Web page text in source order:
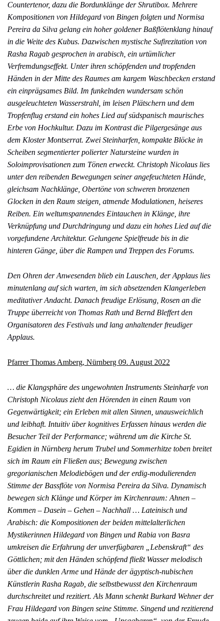
Countertenor, dazu die Bordunklänge der Shrutibox. Mehrere
Kompositionen von Hildegard von Bingen folgten und Normisa
Pereira da Silva gelang ein hoher goldener Baßflötenklang hinauf
in die Weite des Kubus. Dazwischen mystische Sufirezitation von
Rasha Ragab gesprochen in arabisch, ein urtümlicher
Verfremdungseffekt. Unter ihren schöpfenden und tropfenden
Händen in der Mitte des Raumes am kargem Waschbecken erstand
ein einprägsames Bild. Im funkelnden wundersam schön
ausgeleuchteten Wasserstrahl, im leisen Plätschern und dem
Tropfenflug erstand ein hohes Lied auf südspanisch maurisches
Erbe von Hochkultur. Dazu im Kontrast die Pilgergesänge aus
dem Kloster Montserrat. Zwei Steinharfen, kompakte Blöcke in
Scheiben segmentierter polierter Natursteine wurden in
Soloimprovisationen zum Tönen erweckt. Christoph Nicolaus lies
unter den reibenden Bewegungen seiner angefeuchteten Hände,
gleichsam Nachklänge, Obertöne von schweren bronzenen
Glocken in den Raum steigen, atmende Modulationen, heiseres
Reiben. Ein weltumspannendes Eintauchen in Klänge, ihre
Verknüpfung und Durchdringung und dazu ein hohes Lied auf die
vorgefundene Architektur. Gelungene Spielfreude bis in die
hinteren Gänge, über die Rampen und Treppen des Forums.
Den Ohren der Anwesenden blieb ein Lauschen, der Applaus lies
minutenlang auf sich warten, im sich absetzenden Klangerleben
meditativer Andacht. Danach freudige Erlösung, Rosen an die
Truppe überreicht von Thomas Rath und Bernd Bleffert den
Organisatoren des Festivals und lang anhaltender freudiger
Applaus.
Pfarrer Thomas Amberg, Nürnberg 09. August 2022
… die Klangsphäre des ungewohnten Instruments Steinharfe von
Christoph Nicolaus zieht den Hörenden in einen Raum von
Gegenwärtigkeit; ein Erleben mit allen Sinnen, unausweichlich
und leibhaft. Intuitiv über kognitives Erfassen hinaus werden die
Besucher Teil der Performance; während um die Kirche St.
Egidien in Nürnberg herum Trubel und Sommerhitze toben breitet
sich im Raum ein Fließen aus; Bewegung zwischen
gregorianischen Melodiebögen und der erdig-modulierenden
Stimme der Bassflöte von Normisa Pereira da Silva. Dynamisch
bewegen sich Klänge und Körper im Kirchenraum: Ahnen –
Kommen – Dasein – Gehen – Nachhall … Lateinisch und
Arabisch: die Kompositionen der beiden mittelalterlichen
Mystikerinnen Hildegard von Bingen und Rabia von Basra
umkreisen die Erfahrung der unverfügbaren „Lebenskraft“ des
Göttlichen; mit den Händen schöpfend fließt Wasser melodisch
über die dunklen Arme und Hände der ägyptisch-nubischen
Künstlerin Rasha Ragab, die selbstbewusst den Kirchenraum
durchschreitet und rezitiert. Als Mann schenkt Burkard Wehner der
Frau Hildegard von Bingen seine Stimme. Singend und rezitierend